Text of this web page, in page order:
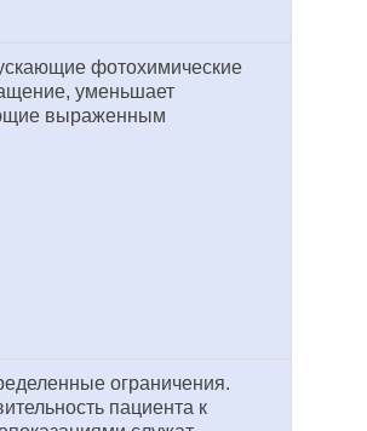
фотохимические
уменьшает
выраженным
ограничения.
пациента к